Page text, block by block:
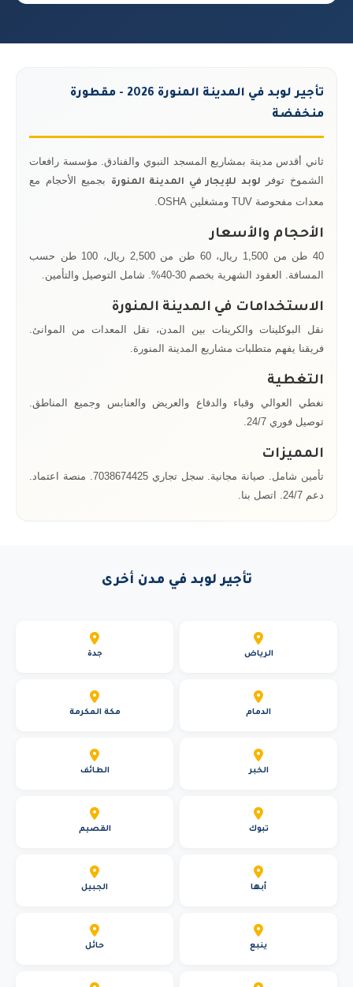
تأجير لوبد في المدينة المنورة 2026 - مقطورة
منخفضة
ثاني أقدس مدينة بمشاريع المسجد النبوي والفنادق. مؤسسة رافعات
الشموخ توفر
لوبد للإيجار في المدينة المنورة
بجميع الأحجام مع
معدات مفحوصة TUV ومشغلين OSHA.
الأحجام والأسعار
40 طن من 1,500 ريال، 60 طن من 2,500 ريال، 100 طن حسب
المسافة. العقود الشهرية بخصم 30-40%. شامل التوصيل والتأمين.
الاستخدامات في المدينة المنورة
نقل البوكلينات والكرينات بين المدن، نقل المعدات من الموانئ.
فريقنا يفهم متطلبات مشاريع المدينة المنورة.
التغطية
نغطي العوالي وقباء والدفاع والعريض والعنابس وجميع المناطق.
توصيل فوري 24/7.
المميزات
تأمين شامل. صيانة مجانية. سجل تجاري 7038674425. منصة اعتماد.
دعم 24/7. اتصل بنا.
تأجير لوبد في مدن أخرى
الرياض جدة
الدمام مكة المكرمة
الخبر الطائف
تبوك القصيم
أبها الجبيل
ينبع حائل